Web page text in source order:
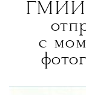
ГМИИ
с